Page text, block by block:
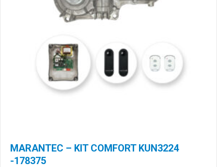
MARANTEC – KIT COMFORT KUN3224
-178375